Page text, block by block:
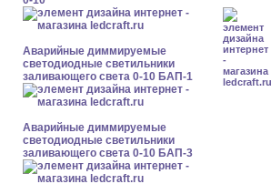
Аварийные диммируемые
светодиодные светильники
заливающего света 0-10 БАП-1
Аварийные диммируемые
светодиодные светильники
заливающего света 0-10 БАП-3